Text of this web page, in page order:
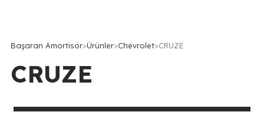
Başaran Amortisör>Ürünler>Chevrolet>CRUZE
CRUZE